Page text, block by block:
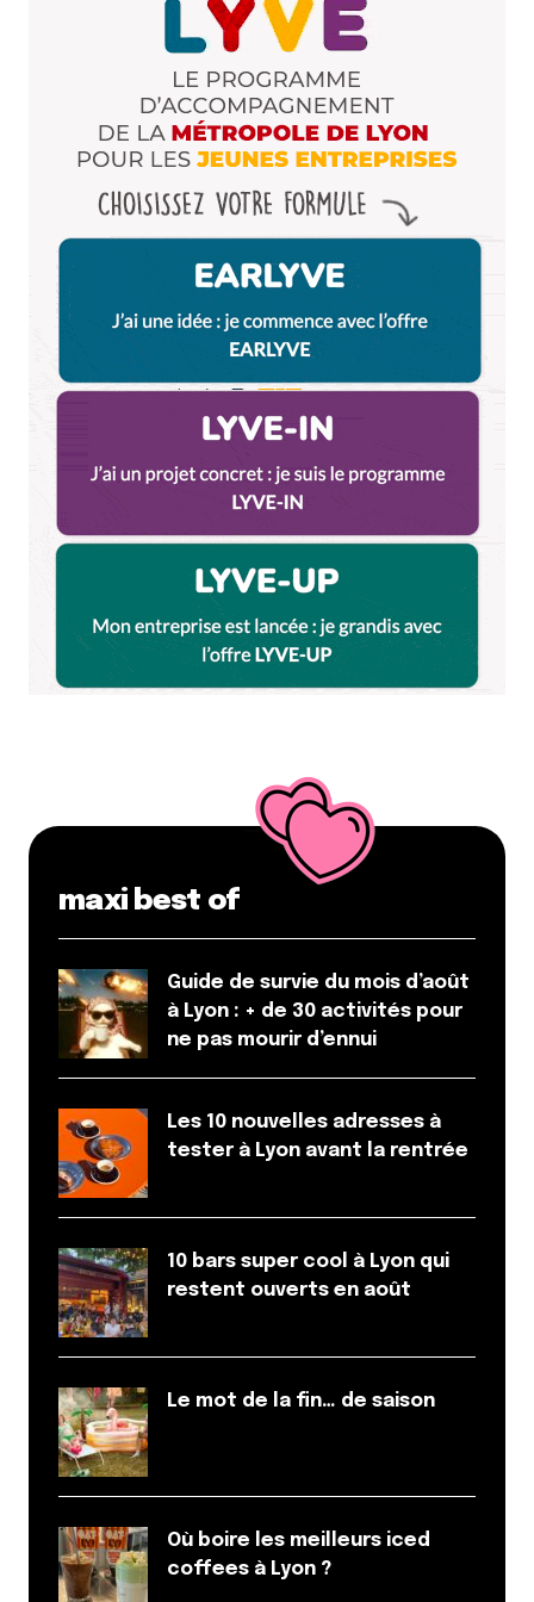
Dis-nous tout *
Enregistrer mon nom, mon e-mail et mon site dans le
navigateur pour mon prochain commentaire.
Et bim !
maxi best of
Guide de survie du mois d’août
à Lyon : + de 30 activités pour
ne pas mourir d’ennui
Les 10 nouvelles adresses à
tester à Lyon avant la rentrée
10 bars super cool à Lyon qui
restent ouverts en août
Le mot de la fin… de saison
Où boire les meilleurs iced
coffees à Lyon ?